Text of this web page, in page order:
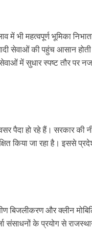
में भी महत्वपूर्ण भूमिका
सेवाओं की पहुंच आसान
में सुधार स्पष्ट तौर पर
पैदा हो रहे हैं। सरकार की
किया जा रहा है। इससे
बिजलीकरण और क्लीन
संसाधनों के प्रयोग से